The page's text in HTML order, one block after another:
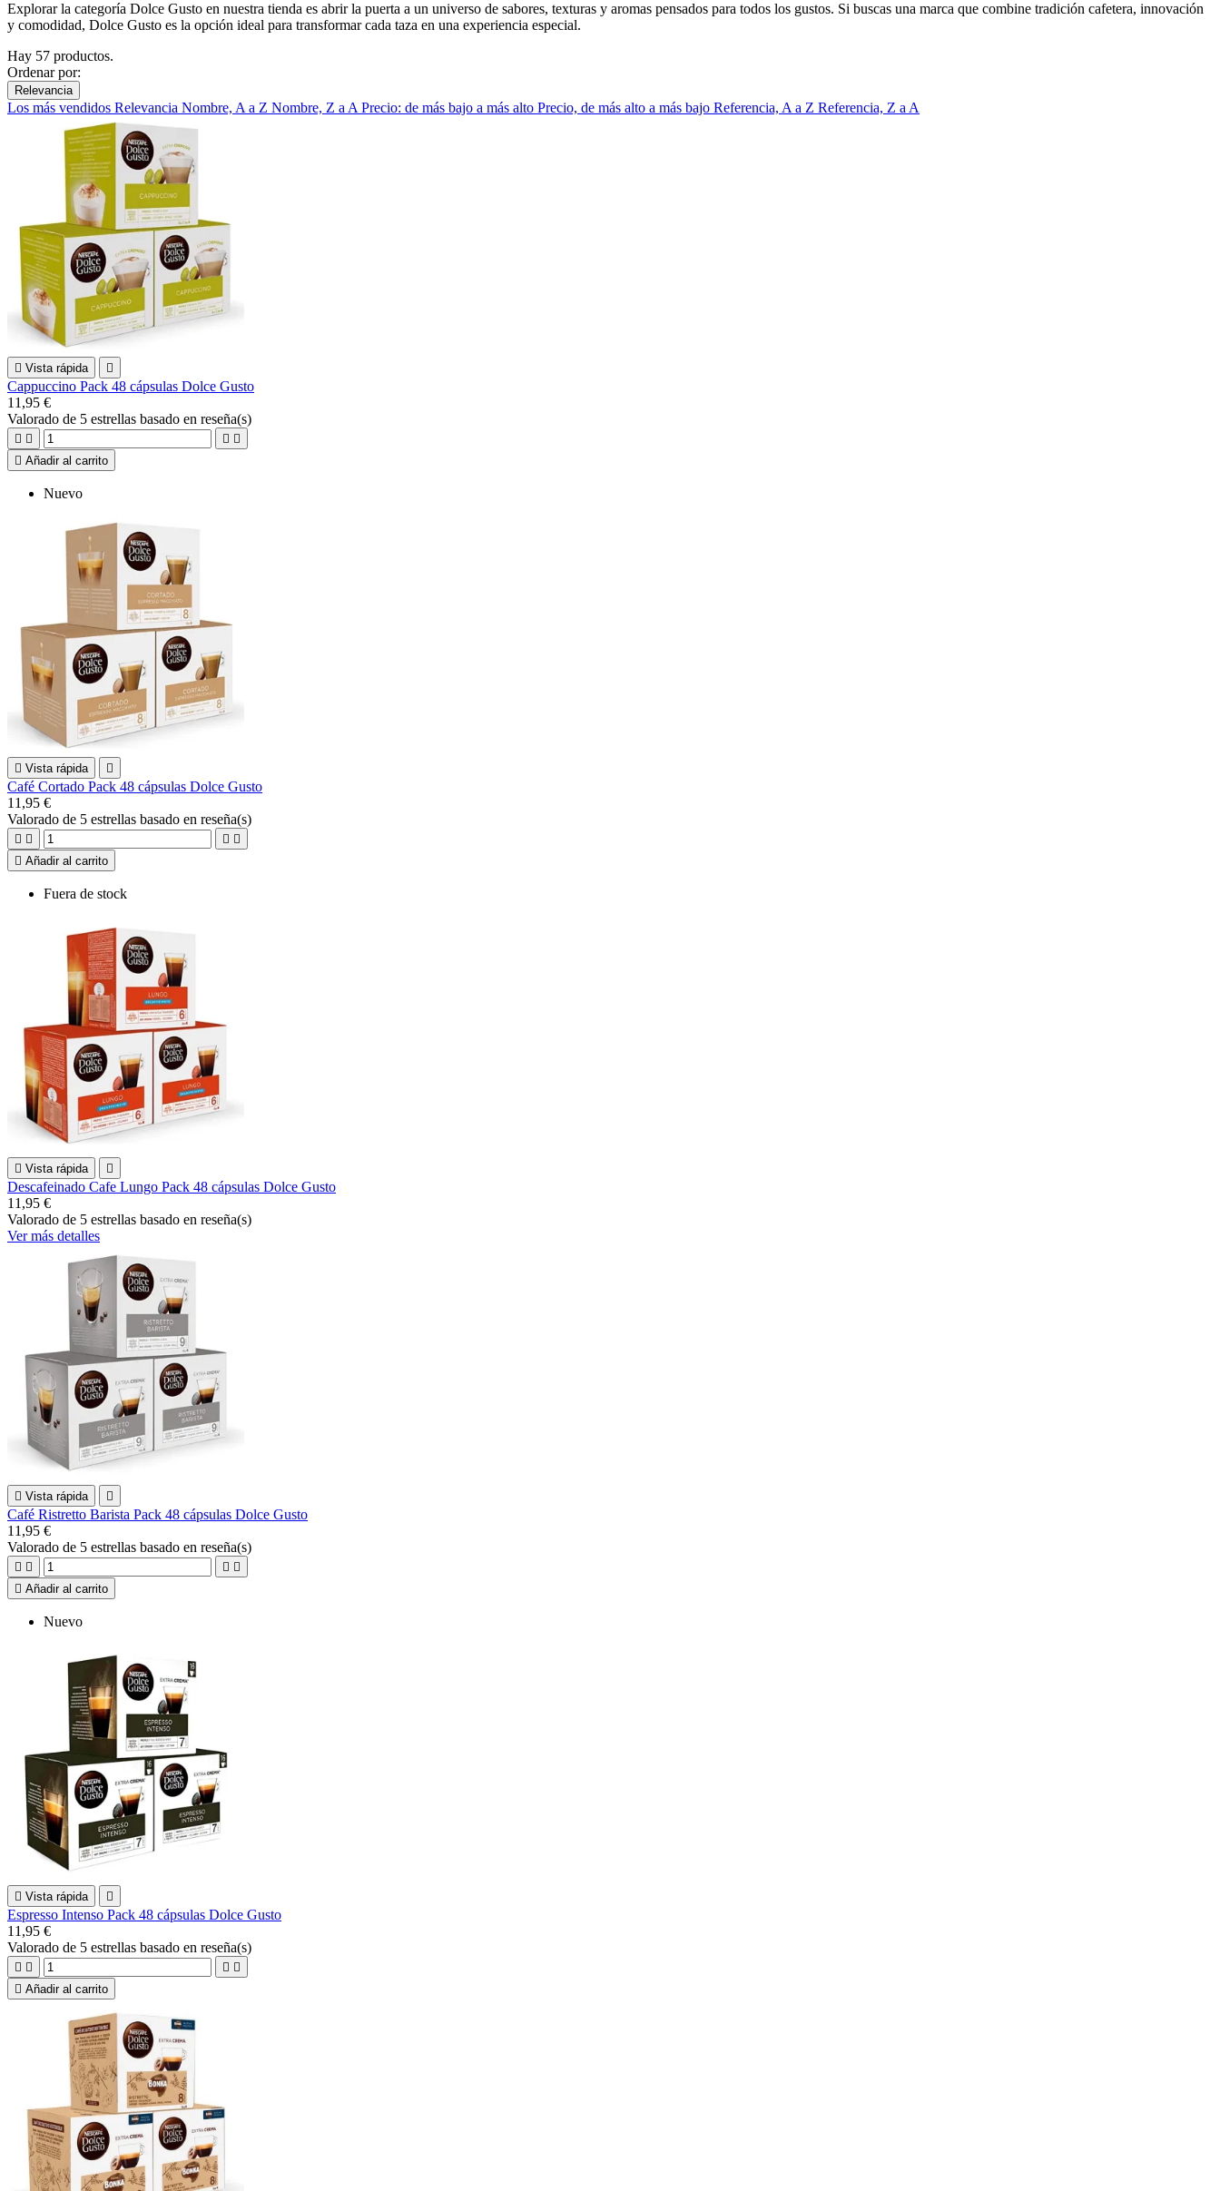
Explorar la categoría Dolce Gusto en nuestra tienda es abrir la puerta a un universo de sabores, texturas y aromas pensados para todos los gustos. Si buscas una marca que combine tradición cafetera, innovación
y comodidad, Dolce Gusto es la opción ideal para transformar cada taza en una experiencia especial.
Hay 57 productos.
Ordenar por:
Relevancia
Los más vendidos Relevancia Nombre, A a Z Nombre, Z a A Precio: de más bajo a más alto Precio, de más alto a más bajo Referencia, A a Z Referencia, Z a A
 Vista rápida 
Cappuccino Pack 48 cápsulas Dolce Gusto
11,95 €
Valorado de 5 estrellas basado en reseña(s)
   
 Añadir al carrito
Nuevo
 Vista rápida 
Café Cortado Pack 48 cápsulas Dolce Gusto
11,95 €
Valorado de 5 estrellas basado en reseña(s)
   
 Añadir al carrito
Fuera de stock
 Vista rápida 
Descafeinado Cafe Lungo Pack 48 cápsulas Dolce Gusto
11,95 €
Valorado de 5 estrellas basado en reseña(s)
Ver más detalles
 Vista rápida 
Café Ristretto Barista Pack 48 cápsulas Dolce Gusto
11,95 €
Valorado de 5 estrellas basado en reseña(s)
   
 Añadir al carrito
Nuevo
 Vista rápida 
Espresso Intenso Pack 48 cápsulas Dolce Gusto
11,95 €
Valorado de 5 estrellas basado en reseña(s)
   
 Añadir al carrito